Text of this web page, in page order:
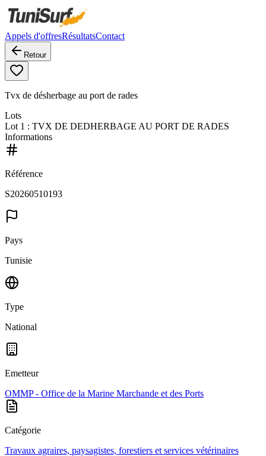
Appels d'offresRésultatsContact
Retour
Tvx de désherbage au port de rades
Lots
Lot 1 : TVX DE DEDHERBAGE AU PORT DE RADES
Informations
Référence
S20260510193
Pays
Tunisie
Type
National
Emetteur
OMMP - Office de la Marine Marchande et des Ports
Catégorie
Travaux agraires, paysagistes, forestiers et services vétérinaires